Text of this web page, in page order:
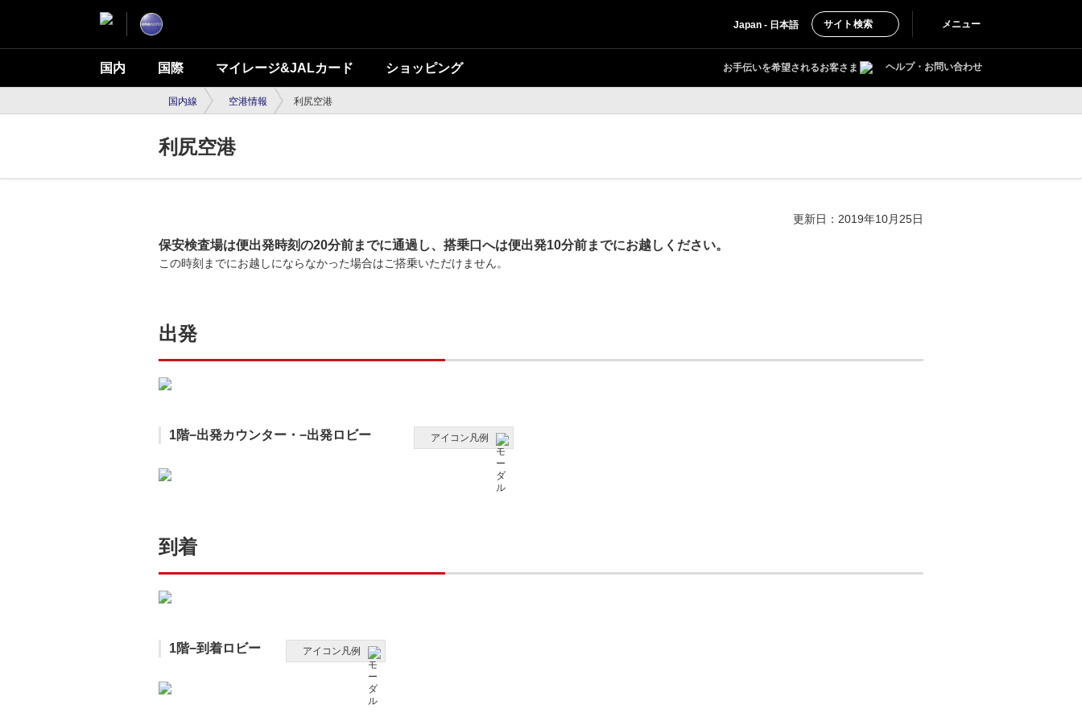
Japan - 日本語 サイト検索 メニュー
国内 国際 マイレージ&JALカード ショッピング お手伝いを希望されるお客さま ヘルプ・お問い合わせ
国内線 空港情報 利尻空港
利尻空港
更新日：2019年10月25日
保安検査場は便出発時刻の20分前までに通過し、搭乗口へは便出発10分前までにお越しください。
この時刻までにお越しにならなかった場合はご搭乗いただけません。
出発
1階−出発カウンター・−出発ロビー アイコン凡例
到着
1階−到着ロビー アイコン凡例